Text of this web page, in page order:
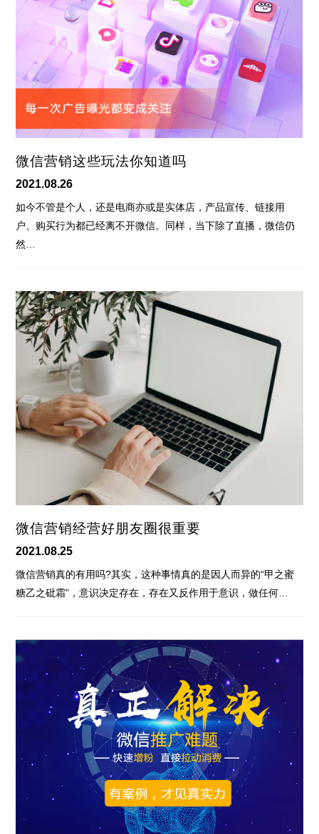
微信营销这些玩法你知道吗
2021.08.26
如今不管是个人，还是电商亦或是实体店，产品宣传、链接用
户、购买行为都已经离不开微信。同样，当下除了直播，微信仍
然…
微信营销经营好朋友圈很重要
2021.08.25
微信营销真的有用吗?其实，这种事情真的是因人而异的“甲之蜜
糖乙之砒霜”，意识决定存在，存在又反作用于意识，做任何…